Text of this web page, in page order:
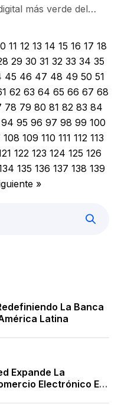
más verde del
se refleja en
el 100% de sus
año fiscal. Tandem lo
de […]
11 12 13 14 15 16 17 18
29 30 31 32 33 34 35
45 46 47 48 49 50 51
62 63 64 65 66 67 68
78 79 80 81 82 83 84
94 95 96 97 98 99 100
108 109 110 111 112 113
122 123 124 125 126
135 136 137 138 139
»
La Banca
Latina
Expande La
Electrónico En
De Pagos